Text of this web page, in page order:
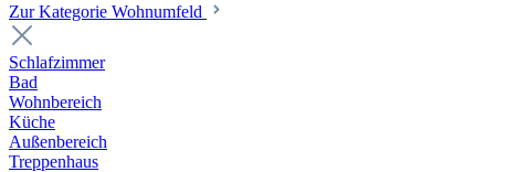
Zur Kategorie Wohnumfeld
Schlafzimmer
Bad
Wohnbereich
Küche
Außenbereich
Treppenhaus